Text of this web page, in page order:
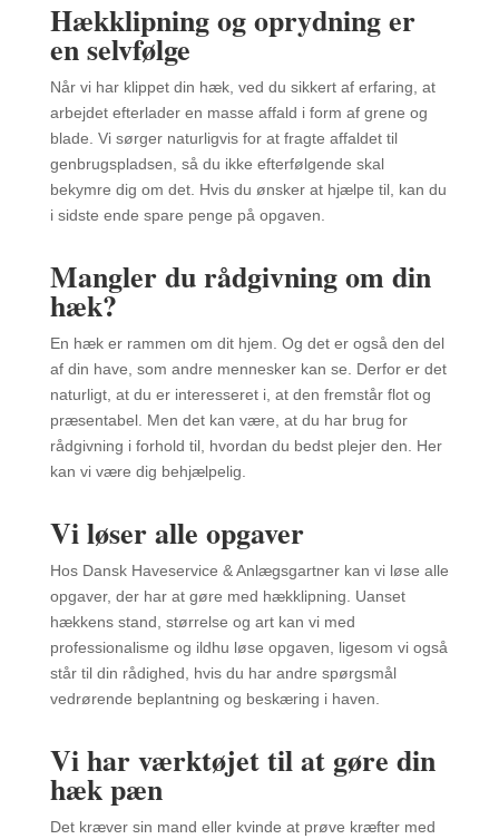
Hækklipning og oprydning er
en selvfølge
Når vi har klippet din hæk, ved du sikkert af erfaring, at
arbejdet efterlader en masse affald i form af grene og
blade. Vi sørger naturligvis for at fragte affaldet til
genbrugspladsen, så du ikke efterfølgende skal
bekymre dig om det. Hvis du ønsker at hjælpe til, kan du
i sidste ende spare penge på opgaven.
Mangler du rådgivning om din
hæk?
En hæk er rammen om dit hjem. Og det er også den del
af din have, som andre mennesker kan se. Derfor er det
naturligt, at du er interesseret i, at den fremstår flot og
præsentabel. Men det kan være, at du har brug for
rådgivning i forhold til, hvordan du bedst plejer den. Her
kan vi være dig behjælpelig.
Vi løser alle opgaver
Hos Dansk Haveservice & Anlægsgartner kan vi løse alle
opgaver, der har at gøre med hækklipning. Uanset
hækkens stand, størrelse og art kan vi med
professionalisme og ildhu løse opgaven, ligesom vi også
står til din rådighed, hvis du har andre spørgsmål
vedrørende beplantning og beskæring i haven.
Vi har værktøjet til at gøre din
hæk pæn
Det kræver sin mand eller kvinde at prøve kræfter med